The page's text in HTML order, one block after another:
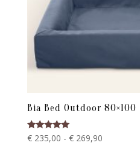
Bia Bed Outdoor 80×100
Gewaardeerd
5.00
€235,00 - €269,90Prijsklasse: